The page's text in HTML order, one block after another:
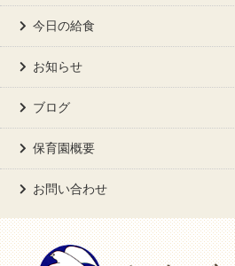
今日の給食
お知らせ
ブログ
保育園概要
お問い合わせ